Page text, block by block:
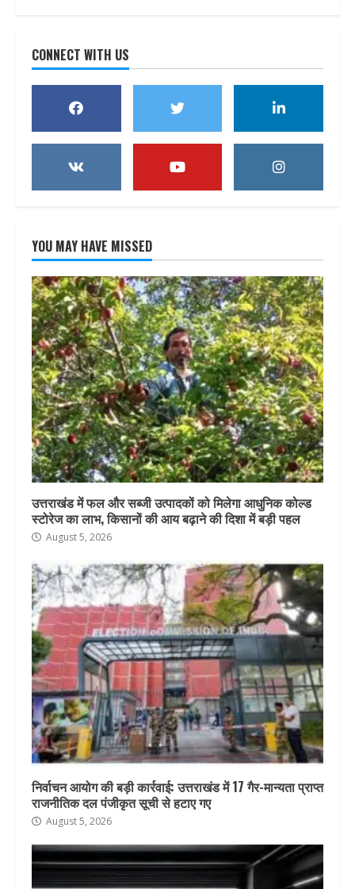
CONNECT WITH US
YOU MAY HAVE MISSED
उत्तराखंड में फल और सब्जी उत्पादकों को मिलेगा आधुनिक कोल्ड
स्टोरेज का लाभ, किसानों की आय बढ़ाने की दिशा में बड़ी पहल
August 5, 2026
निर्वाचन आयोग की बड़ी कार्रवाई: उत्तराखंड में 17 गैर-मान्यता प्राप्त
राजनीतिक दल पंजीकृत सूची से हटाए गए
August 5, 2026